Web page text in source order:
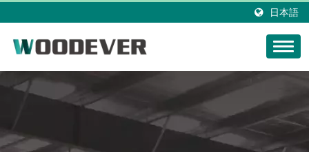
日本語